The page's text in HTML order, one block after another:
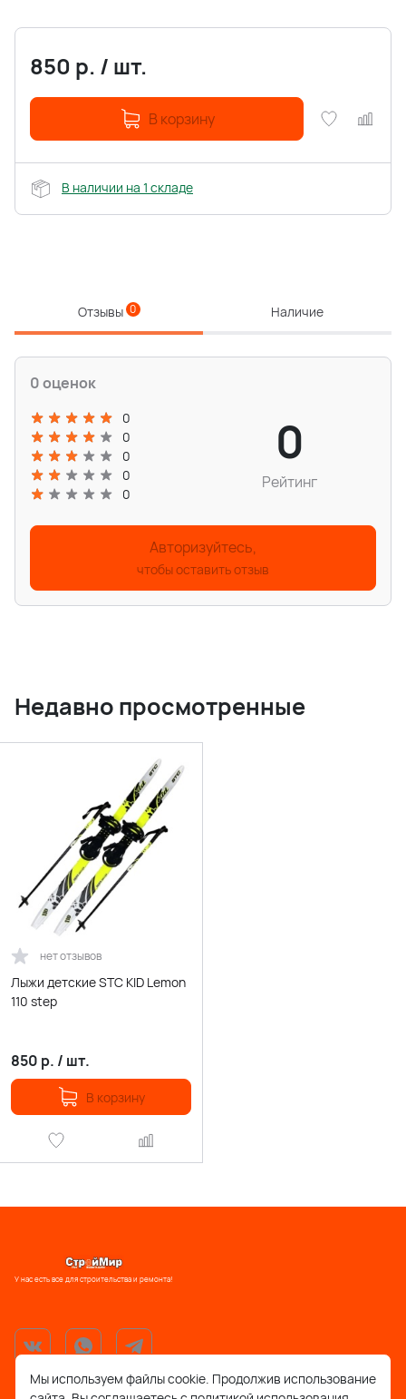
850 р. / шт.
В корзину
В наличии на 1 складе
Отзывы 0 Наличие
0 оценок
0
0
0
0
0
0
Рейтинг
Авторизуйтесь,
чтобы оставить отзыв
Недавно просмотренные
нет отзывов
Лыжи детские STC KID Lemon
110 step
850 р. / шт.
В корзину
У нас есть все для строительства и ремонта!
Мы используем файлы cookie. Продолжив использование